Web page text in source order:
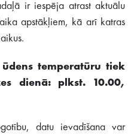
ir iespēja atrast aktuālu
apstākļiem, kā arī katras
temperatūru tiek
dienā: plkst. 10.00,
datu ievadīšana var